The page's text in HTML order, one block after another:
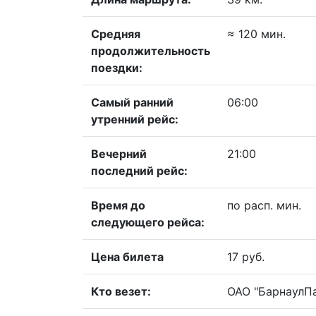
Средняя
продолжительность
поездки:
≈ 120 мин.
Самый ранний
утренний рейс:
06:00
Вечерний
последний рейс:
21:00
Время до
следующего рейса:
по расп. мин.
Цена билета 17 руб.
Кто везет: ОАО